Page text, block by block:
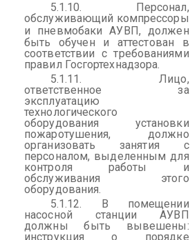
5.1.10. Персонал,
обслуживающий компрессоры
и пневмобаки АУВП, должен
быть обучен и аттестован в
соответствии с требованиями
правил Госгортехнадзора.
5.1.11. Лицо,
ответственное за
эксплуатацию
технологического
оборудования установки
пожаротушения, должно
организовать занятия с
персоналом, выделенным для
контроля работы и
обслуживания этого
оборудования.
5.1.12. В помещении
насосной станции АУВП
должны быть вывешены:
инструкция о порядке